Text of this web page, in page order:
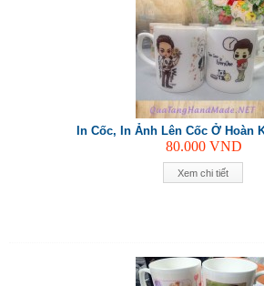
Xem chi tiết
In Cốc, In Ảnh Lên Cốc Ở Hoàn
80.000 VND